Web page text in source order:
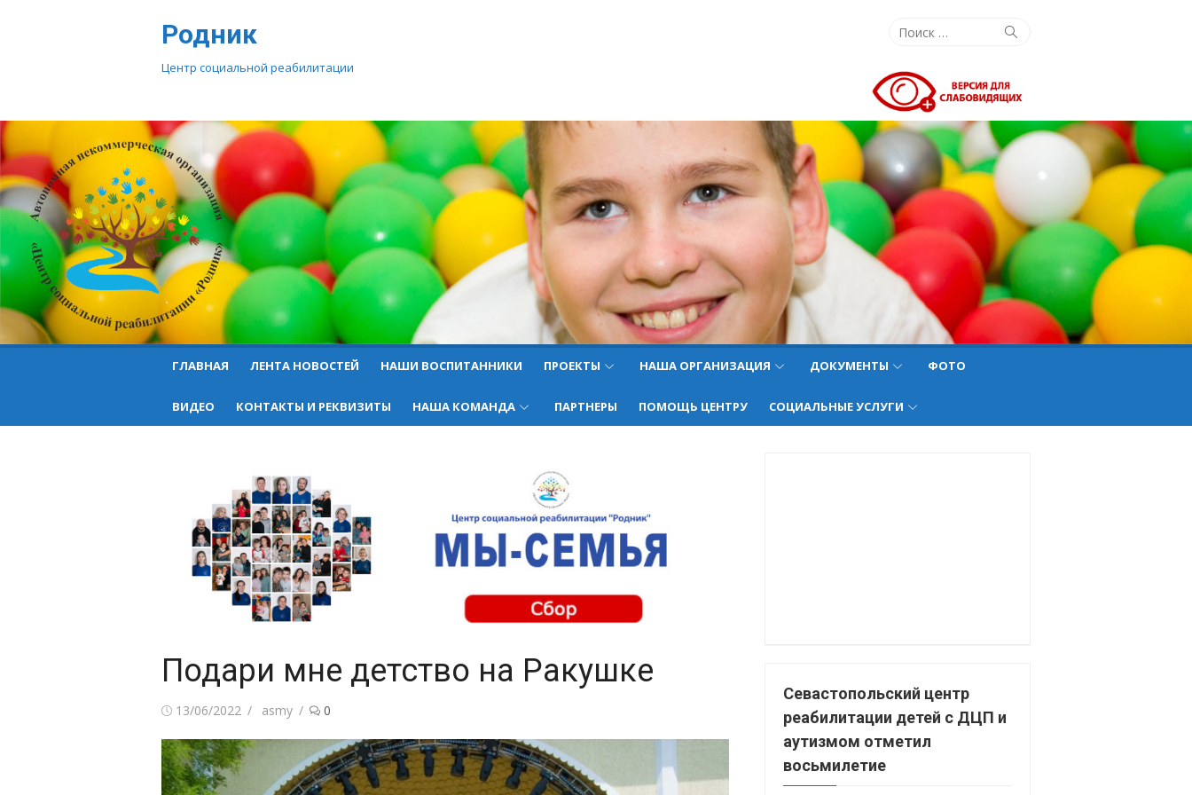
Родник
Центр социальной реабилитации
Поиск: Поиск
ГЛАВНАЯ ЛЕНТА НОВОСТЕЙ НАШИ ВОСПИТАННИКИ ПРОЕКТЫ НАША ОРГАНИЗАЦИЯ ДОКУМЕНТЫ ФОТО
ВИДЕО КОНТАКТЫ И РЕКВИЗИТЫ НАША КОМАНДА ПАРТНЕРЫ ПОМОЩЬ ЦЕНТРУ СОЦИАЛЬНЫЕ УСЛУГИ
Подари мне детство на Ракушке
Posted
13/06/2022 Author
asmy 0
Севастопольский центр
реабилитации детей с ДЦП и
аутизмом отметил
восьмилетие